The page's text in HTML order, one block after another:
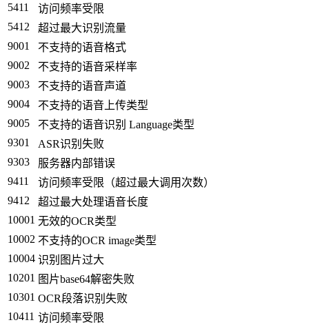
5411
访问频率受限
5412
超过最大识别流量
9001
不支持的语音格式
9002
不支持的语音采样率
9003
不支持的语音声道
9004
不支持的语音上传类型
9005
不支持的语音识别 Language类型
9301
ASR识别失败
9303
服务器内部错误
9411
访问频率受限（超过最大调用次数）
9412
超过最大处理语音长度
10001 无效的OCR类型
10002 不支持的OCR image类型
10004 识别图片过大
10201 图片base64解密失败
10301 OCR段落识别失败
10411 访问频率受限